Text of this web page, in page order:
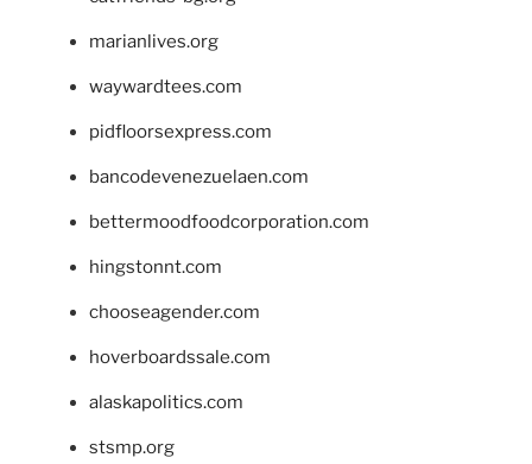
marianlives.org
waywardtees.com
pidfloorsexpress.com
bancodevenezuelaen.com
bettermoodfoodcorporation.com
hingstonnt.com
chooseagender.com
hoverboardssale.com
alaskapolitics.com
stsmp.org